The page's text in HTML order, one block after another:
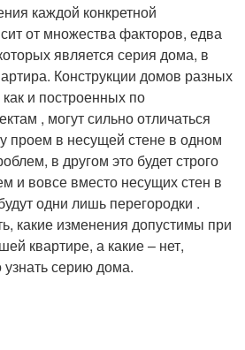
каждой конкретной
от множества факторов, едва
является серия дома, в
Конструкции домов разных
и построенных по
, могут сильно отличаться
проем в несущей стене в одном
в другом это будет строго
и вовсе вместо несущих стен в
одни лишь перегородки .
какие изменения допустимы при
квартире, а какие – нет,
узнать серию дома.